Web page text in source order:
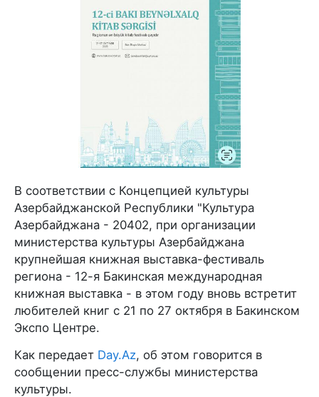
В соответствии с Концепцией культуры
Азербайджанской Республики "Культура
Азербайджана - 20402, при организации
министерства культуры Азербайджана
крупнейшая книжная выставка-фестиваль
региона - 12-я Бакинская международная
книжная выставка - в этом году вновь встретит
любителей книг с 21 по 27 октября в Бакинском
Экспо Центре.
Как передает Day.Az, об этом говорится в
сообщении пресс-службы министерства
культуры.